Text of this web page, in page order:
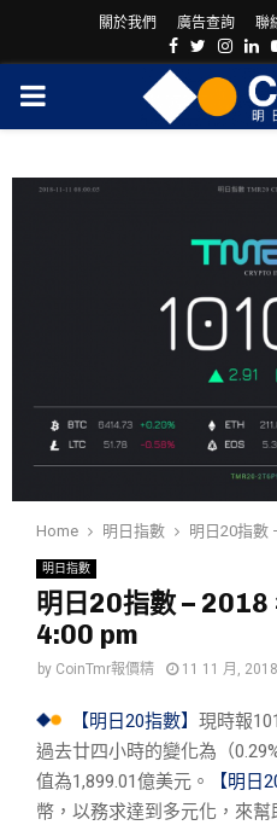
關於我們 廣告查詢 聯
Facebook
Twitter
PRIMARY
Home 明日指數 明日20指數
明日指數
明日20指數 – 2018
4:00 pm
by CoinTmr報價精 11 11 月, 2018
【明日20指數】 現時報
過去廿四小時的變化為（
值為1,899.01億美元。
【明日
幣，以務求達到多元化，來